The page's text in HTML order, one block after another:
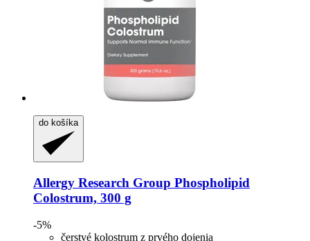
do košíka
Allergy Research Group Phospholipid
Colostrum, 300 g
-5%
čerstvé kolostrum z prvého dojenia